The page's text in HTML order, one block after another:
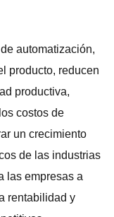
automatización,
producto, reducen
productiva,
costos de
un crecimiento
de las industrias
las empresas a
rentabilidad y